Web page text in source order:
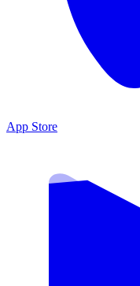
App Store